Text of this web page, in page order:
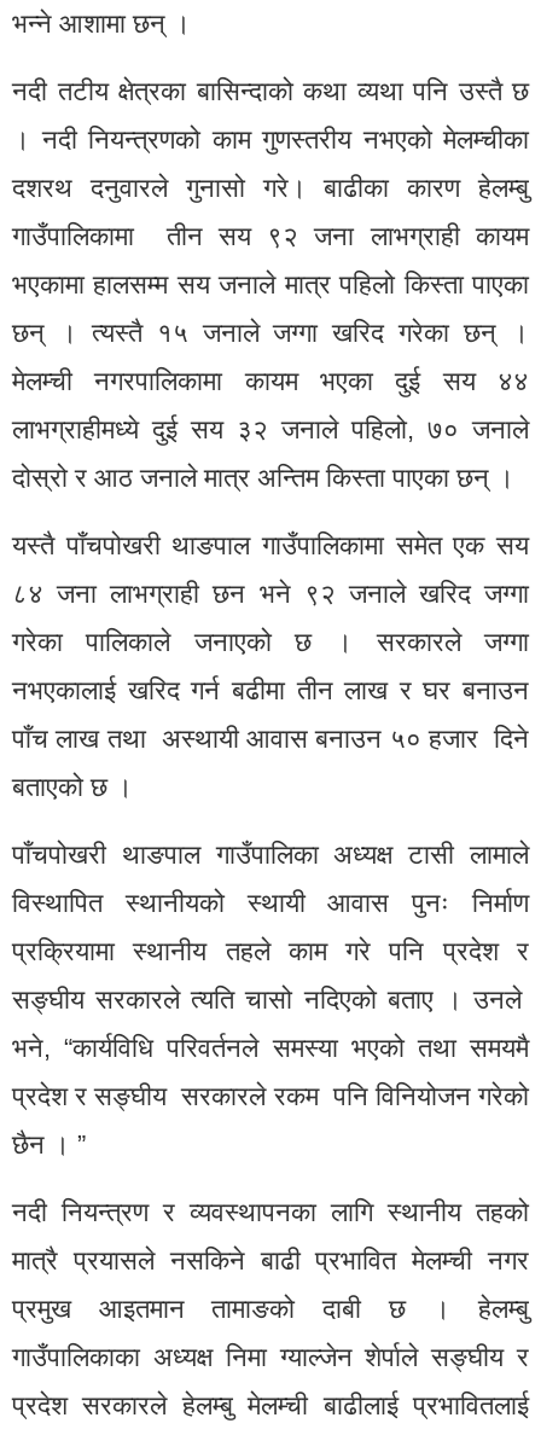
भन्ने आशामा छन् ।
नदी तटीय क्षेत्रका बासिन्दाको कथा व्यथा पनि उस्तै छ
। नदी नियन्त्रणको काम गुणस्तरीय नभएको मेलम्चीका
दशरथ दनुवारले गुनासो गरे। बाढीका कारण हेलम्बु
गाउँपालिकामा तीन सय ९२ जना लाभग्राही कायम
भएकामा हालसम्म सय जनाले मात्र पहिलो किस्ता पाएका
छन् । त्यस्तै १५ जनाले जग्गा खरिद गरेका छन् ।
मेलम्ची नगरपालिकामा कायम भएका दुई सय ४४
लाभग्राहीमध्ये दुई सय ३२ जनाले पहिलो, ७० जनाले
दोस्रो र आठ जनाले मात्र अन्तिम किस्ता पाएका छन् ।
यस्तै पाँचपोखरी थाङपाल गाउँपालिकामा समेत एक सय
८४ जना लाभग्राही छन भने ९२ जनाले खरिद जग्गा
गरेका पालिकाले जनाएको छ । सरकारले जग्गा
नभएकालाई खरिद गर्न बढीमा तीन लाख र घर बनाउन
पाँच लाख तथा अस्थायी आवास बनाउन ५० हजार दिने
बताएको छ ।
पाँचपोखरी थाङपाल गाउँपालिका अध्यक्ष टासी लामाले
विस्थापित स्थानीयको स्थायी आवास पुनः निर्माण
प्रक्रियामा स्थानीय तहले काम गरे पनि प्रदेश र
सङ्घीय सरकारले त्यति चासो नदिएको बताए । उनले
भने, “कार्यविधि परिवर्तनले समस्या भएको तथा समयमै
प्रदेश र सङ्घीय सरकारले रकम पनि विनियोजन गरेको
छैन । ”
नदी नियन्त्रण र व्यवस्थापनका लागि स्थानीय तहको
मात्रै प्रयासले नसकिने बाढी प्रभावित मेलम्ची नगर
प्रमुख आइतमान तामाङको दाबी छ । हेलम्बु
गाउँपालिकाका अध्यक्ष निमा ग्याल्जेन शेर्पाले सङ्घीय र
प्रदेश सरकारले हेलम्बु मेलम्ची बाढीलाई प्रभावितलाई